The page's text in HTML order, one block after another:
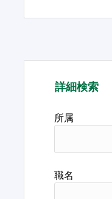
詳細検索
所属
職名